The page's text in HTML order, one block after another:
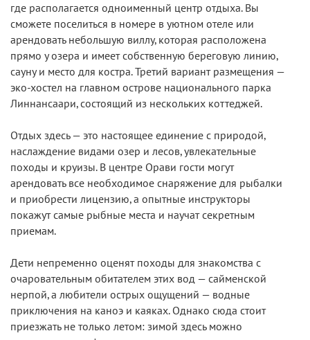
где располагается одноименный центр отдыха. Вы
сможете поселиться в номере в уютном отеле или
арендовать небольшую виллу, которая расположена
прямо у озера и имеет собственную береговую линию,
сауну и место для костра. Третий вариант размещения —
эко-хостел на главном острове национального парка
Линнансаари, состоящий из нескольких коттеджей.
Отдых здесь — это настоящее единение с природой,
наслаждение видами озер и лесов, увлекательные
походы и круизы. В центре Орави гости могут
арендовать все необходимое снаряжение для рыбалки
и приобрести лицензию, а опытные инструкторы
покажут самые рыбные места и научат секретным
приемам.
Дети непременно оценят походы для знакомства с
очаровательным обитателем этих вод — сайменской
нерпой, а любители острых ощущений — водные
приключения на каноэ и каяках. Однако сюда стоит
приезжать не только летом: зимой здесь можно